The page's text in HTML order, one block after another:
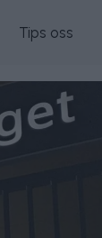
Tips oss